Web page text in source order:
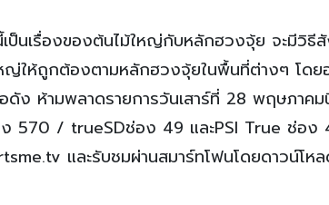
ป็นเรื่องของต้นไม้ใหญ่กับหลักฮวงจุ้ย จะมีวิธี
ญ่ให้ถูกต้องตามหลักฮวงจุ้ยในพื้นที่ต่างๆ โดย
ง ห้ามพลาดรายการวันเสาร์ที่ 28 พฤษภาคม
570 / trueSDช่อง 49 และPSI True ช่อง
และรับชมผ่านสมาร์ทโฟนโดยดาวน์โ